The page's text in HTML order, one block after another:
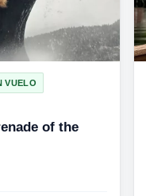
VUELO
of the